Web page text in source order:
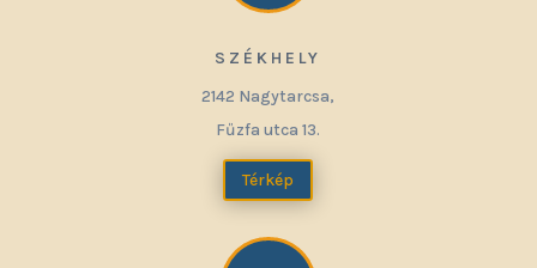
SZÉKHELY
2142 Nagytarcsa,
Fűzfa utca 13.
Térkép